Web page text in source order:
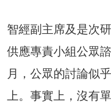
智經副主席及是次
供應專責小組公眾
月，公眾的討論似
上。事實上，沒有